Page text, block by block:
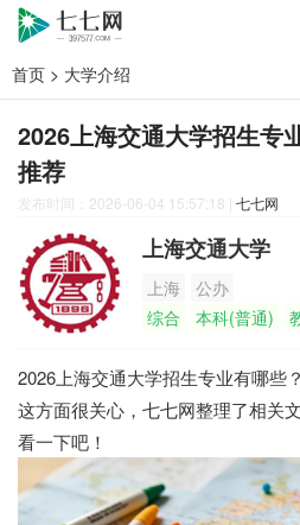
首页 > 大学介绍
2026上海交通大学招生专
推荐
发布时间：2026-06-04 15:57:18 | 七七网
上海交通大学
上海
公办
综合
本科(普通)
2026上海交通大学招生专业有哪些
这方面很关心，七七网整理了相关
看一下吧！